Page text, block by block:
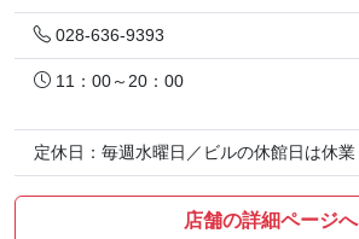
028-636-9393
11：00～20：00
定休日：毎週水曜日／ビルの休館日は休業
店舗の詳細ページへ